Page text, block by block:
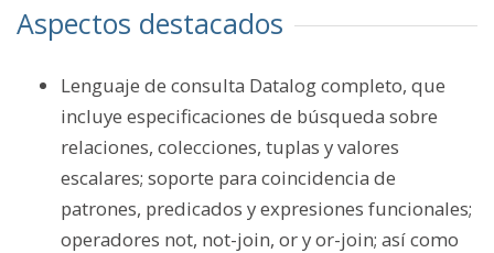
Aspectos destacados
Lenguaje de consulta Datalog completo, que
incluye especificaciones de búsqueda sobre
relaciones, colecciones, tuplas y valores
escalares; soporte para coincidencia de
patrones, predicados y expresiones funcionales;
operadores not, not-join, or y or-join; así como